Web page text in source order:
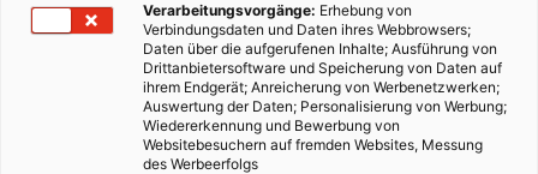
Verarbeitungsvorgänge: Erhebung von
Verbindungsdaten und Daten ihres Webbrowsers;
Daten über die aufgerufenen Inhalte; Ausführung von
Drittanbietersoftware und Speicherung von Daten auf
ihrem Endgerät; Anreicherung von Werbenetzwerken;
Auswertung der Daten; Personalisierung von Werbung;
Wiedererkennung und Bewerbung von
Websitebesuchern auf fremden Websites, Messung
des Werbeerfolgs